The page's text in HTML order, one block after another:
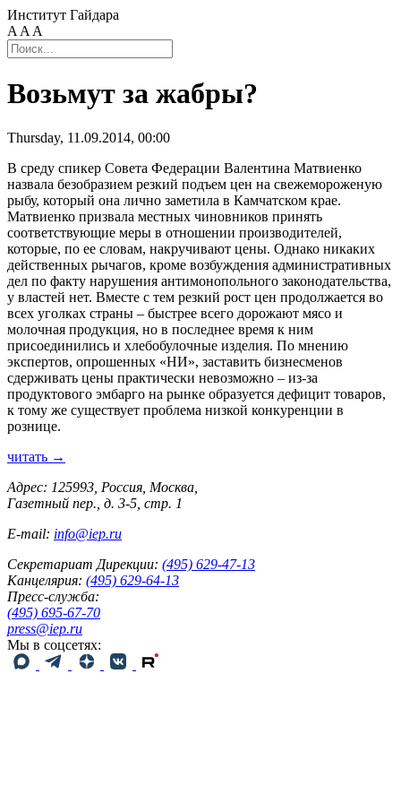
Институт Гайдара
A A A
Возьмут за жабры?
Thursday, 11.09.2014, 00:00
В среду спикер Совета Федерации Валентина Матвиенко
назвала безобразием резкий подъем цен на свежемороженую
рыбу, который она лично заметила в Камчатском крае.
Матвиенко призвала местных чиновников принять
соответствующие меры в отношении производителей,
которые, по ее словам, накручивают цены. Однако никаких
действенных рычагов, кроме возбуждения административных
дел по факту нарушения антимонопольного законодательства,
у властей нет. Вместе с тем резкий рост цен продолжается во
всех уголках страны – быстрее всего дорожают мясо и
молочная продукция, но в последнее время к ним
присоединились и хлебобулочные изделия. По мнению
экспертов, опрошенных «НИ», заставить бизнесменов
сдерживать цены практически невозможно – из-за
продуктового эмбарго на рынке образуется дефицит товаров,
к тому же существует проблема низкой конкуренции в
рознице.
читать →
Адрес: 125993, Россия, Москва,
Газетный пер., д. 3-5, стр. 1
E-mail: info@iep.ru
Секретариат Дирекции: (495) 629-47-13
Канцелярия: (495) 629-64-13
Пресс-служба:
(495) 695-67-70
press@iep.ru
Мы в соцсетях: